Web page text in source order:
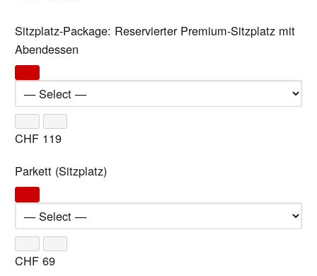
Sitzplatz-Package: Reservierter Premium-Sitzplatz mit
Abendessen
CHF 119
Parkett (Sitzplatz)
CHF 69